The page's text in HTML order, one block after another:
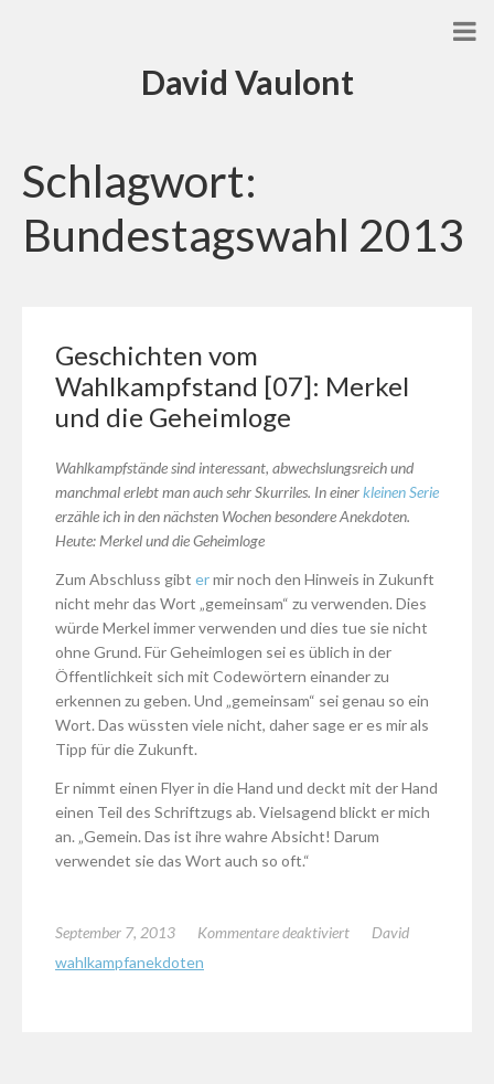
David Vaulont
Schlagwort:
Bundestagswahl 2013
Geschichten vom
Wahlkampfstand [07]: Merkel
und die Geheimloge
Wahlkampfstände sind interessant, abwechslungsreich und
manchmal erlebt man auch sehr Skurriles. In einerkleinen Serie
erzähle ich in den nächsten Wochen besondere Anekdoten.
Heute: Merkel und die Geheimloge
Zum Abschluss gibt ermir noch den Hinweis in Zukunft
nicht mehr das Wort „gemeinsam“ zu verwenden. Dies
würde Merkel immer verwenden und dies tue sie nicht
ohne Grund. Für Geheimlogen sei es üblich in der
Öffentlichkeit sich mit Codewörtern einander zu
erkennen zu geben. Und „gemeinsam“ sei genau so ein
Wort. Das wüssten viele nicht, daher sage er es mir als
Tipp für die Zukunft.
Er nimmt einen Flyer in die Hand und deckt mit der Hand
einen Teil des Schriftzugs ab. Vielsagend blickt er mich
an. „Gemein. Das ist ihre wahre Absicht! Darum
verwendet sie das Wort auch so oft.“
September 7, 2013 Kommentare deaktiviertfür
David
wahlkampfanekdoten